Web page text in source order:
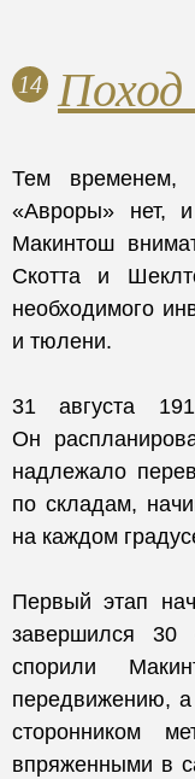
14
Тем временем,
«Авроры» нет,
Макинтош
Скотта и
необходимого
и тюлени.
31 августа
Он
надлежало
по складам,
на каждом
Первый этап
завершился 30
спорили
передвижению,
сторонником
впряженными в